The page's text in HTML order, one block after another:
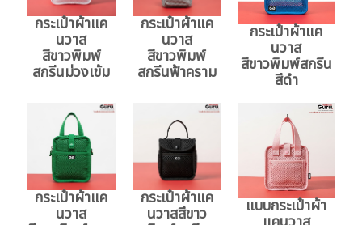
กระเป๋าผ้าแค
นวาส
สีขาวพิมพ์
สกรีนม่วงเข้ม
กระเป๋าผ้าแค
นวาส
สีขาวพิมพ์
สกรีนฟ้าคราม
กระเป๋าผ้าแค
นวาส
สีขาวพิมพ์สกรีน
สีดำ
กระเป๋าผ้าแค
นวาส
กระเป๋าผ้าแค
นวาสสีขาว แบบกระเป๋าผ้า